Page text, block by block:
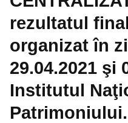
rezultatul
organizat în
29.04.2021 şi
Institutul
Patrimoniului.